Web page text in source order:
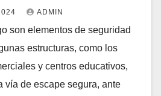
ADMIN
son elementos de seguridad
estructuras, como los
y centros educativos,
vía de escape segura, ante